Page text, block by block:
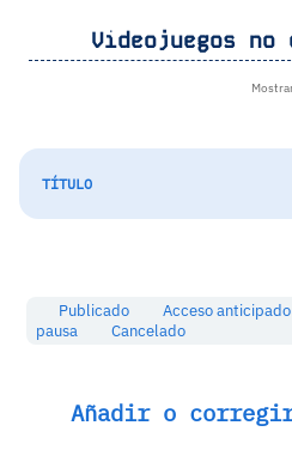
Videojuegos
TÍTULO
Publicado Acceso anticipado
pausa
Cancelado
Añadir o